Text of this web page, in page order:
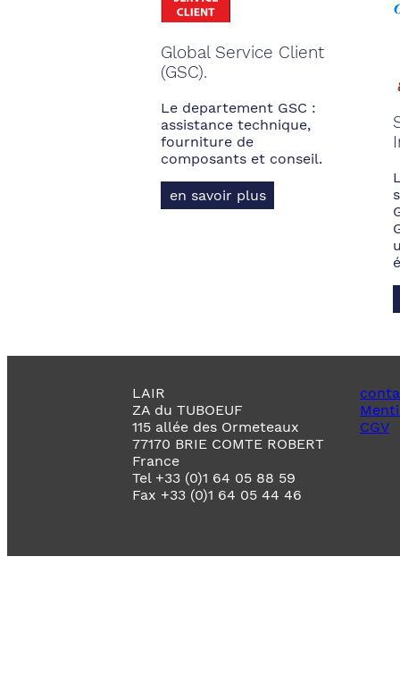
Global Service Client
(GSC).
Le departement GSC :
assistance technique,
fourniture de
composants et conseil.
en savoir plus
LAIR
ZA du TUBOEUF
115 allée des Ormeteaux
77170 BRIE COMTE ROBERT
France
Tel +33 (0)1 64 05 88 59
Fax +33 (0)1 64 05 44 46
CGV